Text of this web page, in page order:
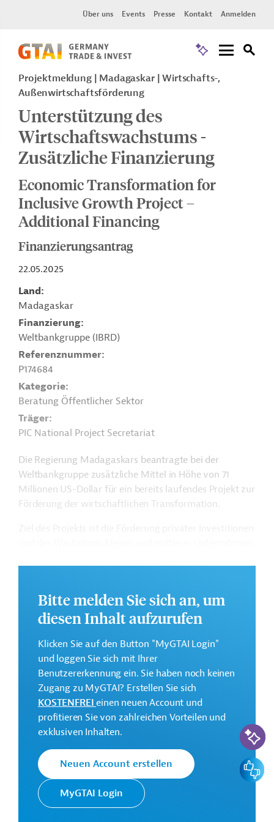
Über uns Events Presse Kontakt Anmelden
Projektmeldung Madagaskar
Wirtschafts-,
Außenwirtschaftsförderung
Unterstützung des
Wirtschaftswachstums -
Zusätzliche Finanzierung
Economic Transformation for
Inclusive Growth Project –
Additional Financing
Finanzierungsantrag
22.05.2025
Land
Madagaskar
Finanzierung
Weltbankgruppe (IBRD)
Referenznummer
P174684
Kategorie
Beratung Öffentlicher Sektor
Träger
PIC National Project Secretariat
Die Regierung Madagaskars beantragte bei der
Weltbankgruppe zusätzliche Mittel in Höhe von 71
Millionen US-Dollar für ein bereits laufendes Projekt zur
Förderung der wirtschaftlichen Transformation.
Weitere Informationen zu dem Entwicklungsprojekt
finden Sie auf derWebseite der Weltbankgruppe
und im Originaldokument, das zum Download
bereitsteht.
GTAI informiert über dieWeltbankgruppe
Schwerpunkte, Regularien und praktische Hinweise zur
Geschäftsanbahnung.
Gesamtkosten:
71 Millionen US-Dollar
Geberbeitrag:
51 Millionen US-Dollar (IDA, Shorter Maturity Loan
(SML); beantragt)
20 Millionen US-Dollar (IDA, Kredit; beantragt)
Bitte melden Sie sich an, um
diesen Inhalt aufzurufen
Klicken Sie auf den Button "MyGTAI Login"
und loggen Sie sich mit Ihrer
Benutzererkennung ein. Sie haben noch keinen
Zugang zu MyGTAI? Erstellen Sie sich
KOSTENFREIeinen neuen Account und
profitieren Sie von zahlreichen Vorteilen und
exklusiven Inhalten.
Neuen Account erstellen
MyGTAI Login
KI-